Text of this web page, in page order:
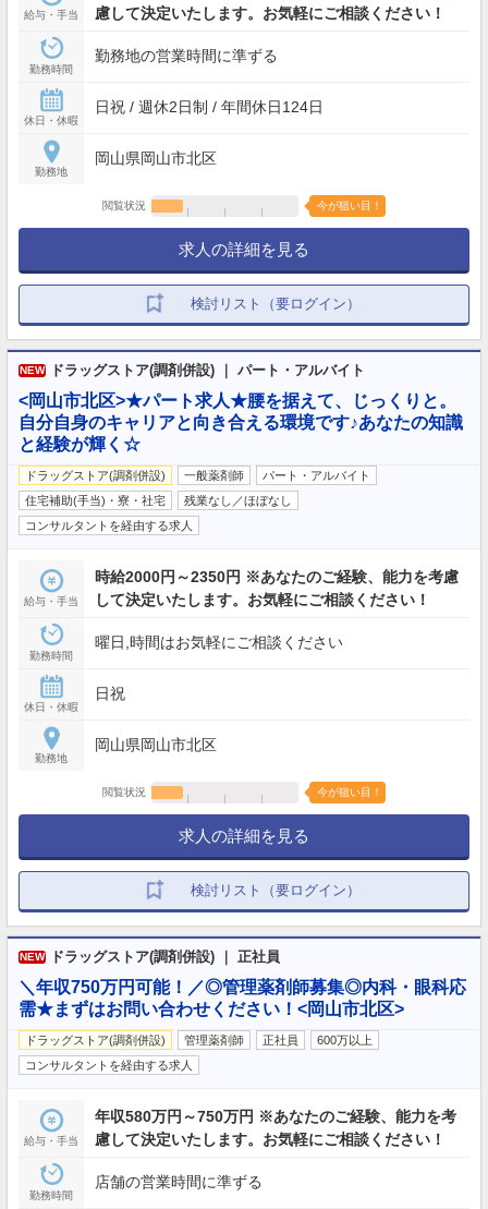
給与・手当
慮して決定いたします。お気軽にご相談ください！
勤務時間
勤務地の営業時間に準ずる
休日・休暇
日祝 / 週休2日制 / 年間休日124日
勤務地
岡山県岡山市北区
閲覧状況 今が狙い目！
求人の詳細を見る
検討リスト（要ログイン）
NEW ドラッグストア(調剤併設) ｜ パート・アルバイト
<岡山市北区>★パート求人★腰を据えて、じっくりと。
自分自身のキャリアと向き合える環境です♪あなたの知識
と経験が輝く☆
ドラッグストア(調剤併設) 一般薬剤師
パート・アルバイト
住宅補助(手当)・寮・社宅
残業なし／ほぼなし
コンサルタントを経由する求人
給与・手当
時給2000円～2350円 ※あなたのご経験、能力を考慮
して決定いたします。お気軽にご相談ください！
勤務時間
曜日,時間はお気軽にご相談ください
休日・休暇
日祝
勤務地
岡山県岡山市北区
閲覧状況 今が狙い目！
求人の詳細を見る
検討リスト（要ログイン）
NEW ドラッグストア(調剤併設) ｜ 正社員
＼年収750万円可能！／◎管理薬剤師募集◎内科・眼科応
需★まずはお問い合わせください！<岡山市北区>
ドラッグストア(調剤併設) 管理薬剤師 正社員
600万以上
コンサルタントを経由する求人
給与・手当
年収580万円～750万円 ※あなたのご経験、能力を考
慮して決定いたします。お気軽にご相談ください！
勤務時間
店舗の営業時間に準ずる